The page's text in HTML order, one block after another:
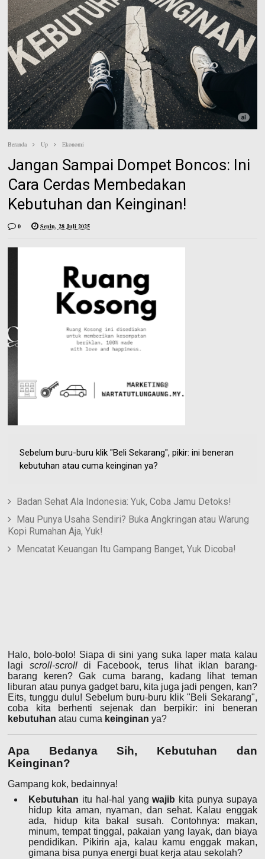
Beranda Up Ekonomi
Jangan Sampai Dompet Boncos: Ini
Cara Cerdas Membedakan
Kebutuhan dan Keinginan!
0 Senin, 28 Juli 2025
Sebelum buru-buru klik "Beli Sekarang", pikir: ini beneran
kebutuhan atau cuma keinginan ya?
Badan Sehat Ala Indonesia: Yuk, Coba Jamu Detoks!
Mau Punya Usaha Sendiri? Buka Angkringan atau Warung
Kopi Rumahan Aja, Yuk!
Mencatat Keuangan Itu Gampang Banget, Yuk Dicoba!
Halo, bolo-bolo! Siapa di sini yang suka laper mata kalau
lagi scroll-scrolldi Facebook, terus lihat iklan barang-
barang keren? Gak cuma barang, kadang lihat teman
liburan atau punya gadget baru, kita juga jadi pengen, kan?
Eits, tunggu dulu! Sebelum buru-buru klik "Beli Sekarang",
coba kita berhenti sejenak dan berpikir: ini beneran
kebutuhan atau cuma keinginan ya?
Apa Bedanya Sih, Kebutuhan dan
Keinginan?
Gampang kok, bedainnya!
Kebutuhan itu hal-hal yangwajib kita punya supaya
hidup kita aman, nyaman, dan sehat. Kalau enggak
ada, hidup kita bakal susah. Contohnya: makan,
minum, tempat tinggal, pakaian yang layak, dan biaya
pendidikan. Pikirin aja, kalau kamu enggak makan,
gimana bisa punya energi buat kerja atau sekolah?
n
e
s
t
e